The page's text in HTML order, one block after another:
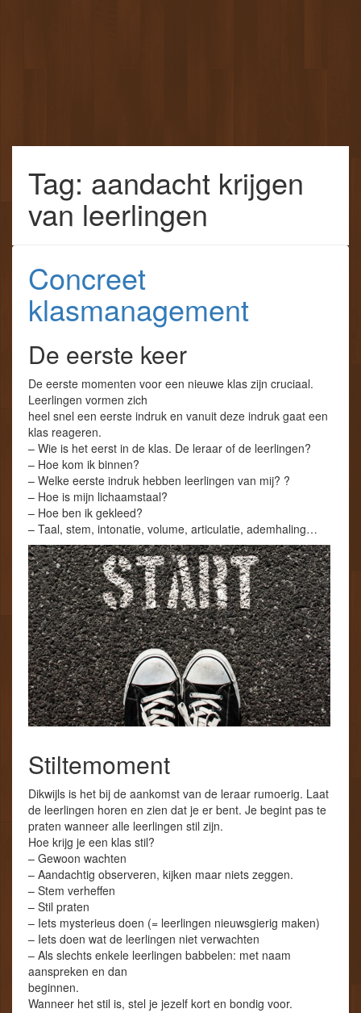
Tag: aandacht krijgen
van leerlingen
Concreet
klasmanagement
De eerste keer
De eerste momenten voor een nieuwe klas zijn cruciaal.
Leerlingen vormen zich
heel snel een eerste indruk en vanuit deze indruk gaat een
klas reageren.
– Wie is het eerst in de klas. De leraar of de leerlingen?
– Hoe kom ik binnen?
– Welke eerste indruk hebben leerlingen van mij? ?
– Hoe is mijn lichaamstaal?
– Hoe ben ik gekleed?
– Taal, stem, intonatie, volume, articulatie, ademhaling…
Stiltemoment
Dikwijls is het bij de aankomst van de leraar rumoerig. Laat
de leerlingen horen en zien dat je er bent. Je begint pas te
praten wanneer alle leerlingen stil zijn.
Hoe krijg je een klas stil?
– Gewoon wachten
– Aandachtig observeren, kijken maar niets zeggen.
– Stem verheffen
– Stil praten
– Iets mysterieus doen (= leerlingen nieuwsgierig maken)
– Iets doen wat de leerlingen niet verwachten
– Als slechts enkele leerlingen babbelen: met naam
aanspreken en dan
beginnen.
Wanneer het stil is, stel je jezelf kort en bondig voor.